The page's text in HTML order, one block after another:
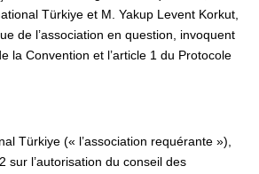
Türkiye et M. Yakup Levent Korkut,
de l’association en question, invoquent
la Convention et l’article 1 du Protocole
Türkiye (« l’association requérante »),
sur l’autorisation du conseil des